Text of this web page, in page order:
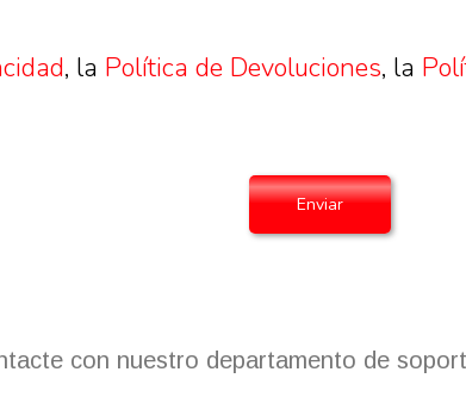
, la Política de Devoluciones, la
Enviar
con nuestro departamento de